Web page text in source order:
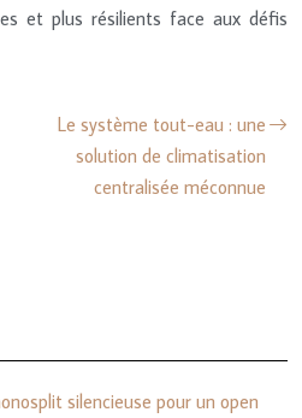
et plus résilients face aux défis
Le système tout-eau : une
solution de climatisation
centralisée méconnue
silencieuse pour un open